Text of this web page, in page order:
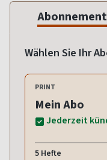
Abonnement
Wählen Sie Ihr
PRINT
Mein Abo
Jederzeit
5 Hefte